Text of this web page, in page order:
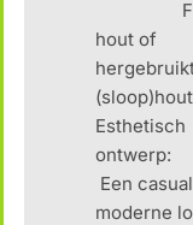
hout of
(sloop)hout
Esthetisch
ontwerp:
Een
moderne